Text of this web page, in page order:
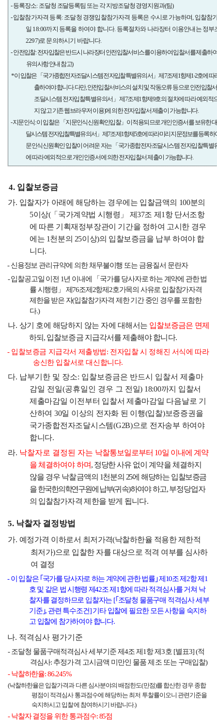
-등록장소: 조달청 조달등록팀 또는 각 지방조달청 경영지원과(팀)
-입찰참가자격 등록: 조달청 경쟁입찰참가자격 등록은 수시로 가능하며, 입찰참
일 18:00까지 등록을 하여야 합니다. 등록절차와 나라장터 이용안내는 정부
2297)로 문의하시기 바랍니다.
-안전입찰:전자입찰은 반드시 나라장터 안전입찰서비스를 이용하여 입찰서를 제출하
유의사항 안내 참고)
*이 입찰은 「 국가종합전자조달시스템 전자입찰특별유의서 」제 7조제 1항제 1-2호에 따
출하여야 합니다.다만,안전입찰서비스의 설치 및 작동오류 등으로 안전입찰
조달시스템 전자입찰특별유의서 」제 7조제 1항제 9호의 절차에 따라 예외적
지 않고 기존 웹브라우저 이용)에 의한 전자입찰서 제출이 가능합니다.
-지문인식:이 입찰은 「 지문인식신원확인입찰」 이 적용되므로 개인인증서를 보유한
달시스템 전자입찰특별유의서 」제7조제 1항제5호에 따라 미리 지문정보를 등록하
문인식신원확인 입찰이 어려운 자는 「 국가종합전자조달시스템 전자입찰특별
에 따라 예외적으로 개인인증서에 의한 전자입찰서 제출이 가능합니다.
4. 입찰보증금
가. 입찰자가 아래에 해당하는 경우에는 입찰금액의 100분의
5이상(「 국가계약법 시행령 」 제37조 제 1 항 단서조항
에 따른 기획재정부장관이 기간을 정하여 고시한 경우
에는 1천분의 25이상)의 입찰보증금을 납부 하여야 합
니다.
-신용정보 관리규약에 의한 채무불이행 또는 금융질서 문란자
- 입찰공고일 이전 1년 이내에 「 국가를 당사자로 하는 계약에 관한 법
률 시행령 」 제 76조제 2항제 2호가목의 사유로 입찰참가자격
제한을 받은 자(입찰참가자격 제한 기간 중인 경우를 포함한
다.)
나. 상기 호에 해당하지 않는 자에 대해서는 입찰보증금은 면제
하되 , 입찰보증금 지급각서를 제출해야 합니다.
- 입찰보증금 지급각서 제출방법: 전자입찰 시 정해진 서식에 따라
송신한 입찰서로 대신합니다.
다. 납부기한 및 장소: 입찰보증금은 반드시 입찰서 제출마
감일 전일(공휴일인 경우 그 전일) 18:00까지 입찰서
제출마감일 이전부터 입찰서 제출마감일 다음날로 기
산하여 30일 이상의 전자화 된 이행(입찰)보증증권을
국가종합전자조달시스템(G2B)으로 전자송부 하여야
합니다.
라. 낙찰자로 결정된 자는 낙찰통보일로부터 10일 이내에 계약
을 체결하여야 하며, 정당한사유 없이 계약을 체결하지
않을 경우 낙찰금액의 1천분의 25에 해당하는 입찰보증금
을한국한의학연구원에 납부(귀속)하여야하고,부정당업자
의 입찰참가자격 제한을 받게 됩니다.
5. 낙찰자 결정방법
가. 예정가격 이하로서 최저가격(낙찰하한율 적용한 제한적
최저가)으로 입찰한 자를 대상으로 적격 여부를 심사하
여 결정
-이 입찰은 ｢국가를 당사자로 하는 계약에 관한 법률｣제 10조 제 2항 제 1
호 및 같은 법 시행령 제42조 제 1항에 따라 적격심사를 거쳐 낙
찰자를 결정하므로 입찰자는 [｢조달청 물품구매 적격심사 세부
기준｣, 관련 특수조건]기타 입찰에 필요한 모든 사항을 숙지하
고 입찰에 참가하여야 합니다.
나. 적격심사 평가기준
-조달청 물품구매적격심사 세부기준 제 4조 제 1항 제3호 [별표3] (적
격심사: 추정가격 고시금액 미만인 물품 제조 또는 구매입찰)
-낙찰하한율: 86.245%
(낙찰하한율은 입찰가격과 다른 심사분야의 배점한도(만점)를 합산한 경우 종합
평점이 적격심사 통과점수에 해당하는 최저 투찰률이오니 관련기준을
숙지하시고 입찰에 참여하시기 바랍니다.)
-낙찰자 결정을 위한 통과점수: 85점